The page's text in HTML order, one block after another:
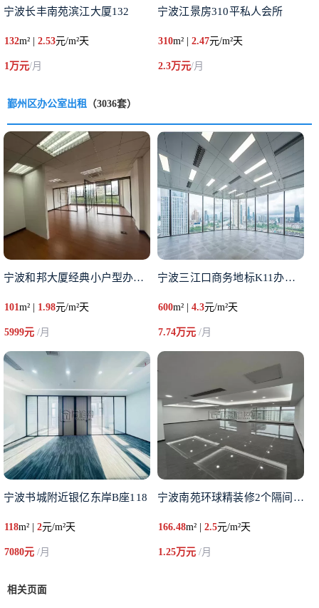
宁波长丰南苑滨江大厦132
132m² | 2.53元/m²天
1万元/月
宁波江景房310平私人会所
310m² |2.47元/m²天
2.3万元/月
鄞州区办公室出租 （3036套）
宁波和邦大厦经典小户型办公室出
101m² | 1.98元/m²天
5999元 /月
宁波三江口商务地标K11办公室
600m² |4.3元/m²天
7.74万元/月
宁波书城附近银亿东岸B座118
118m² | 2元/m²天
7080元 /月
宁波南苑环球精装修2个隔间出租
166.48m² |2.5元/m²天
1.25万元/月
相关页面